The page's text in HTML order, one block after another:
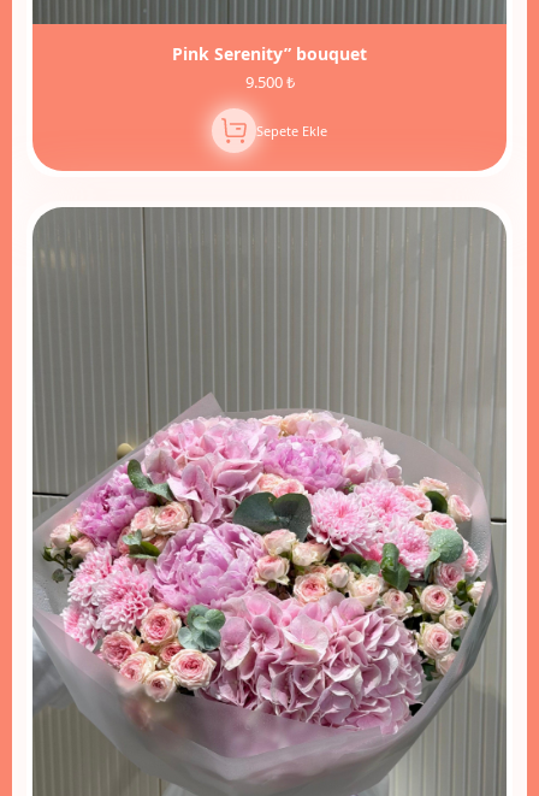
Pink Serenity” bouquet
9.500 ₺
Sepete Ekle